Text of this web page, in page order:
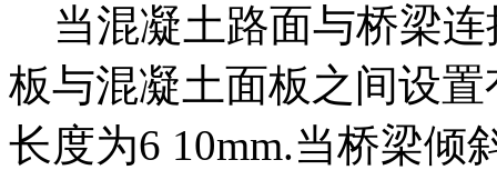
当混凝土路面与桥梁连
板与混凝土面板之间设
长度为6 10mm.当桥梁倾